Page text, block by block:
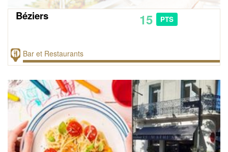
Béziers 15 PTS
Bar et Restaurants